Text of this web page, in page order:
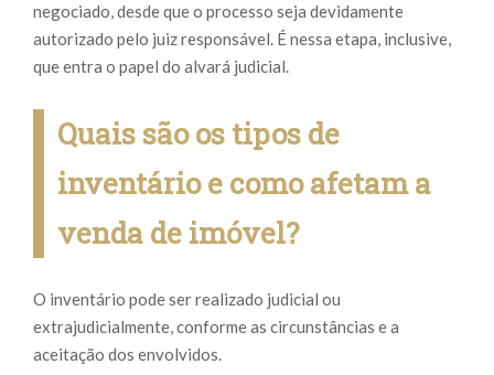
negociado, desde que o processo seja devidamente
autorizado pelo juiz responsável. É nessa etapa, inclusive,
que entra o papel do alvará judicial.
Quais são os tipos de
inventário e como afetam a
venda de imóvel?
O inventário pode ser realizado judicial ou
extrajudicialmente, conforme as circunstâncias e a
aceitação dos envolvidos.